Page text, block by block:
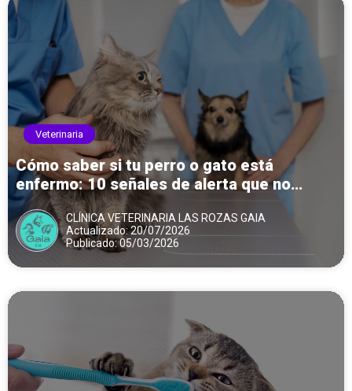
Veterinaria
Cómo saber si tu perro o gato está
enfermo: 10 señales de alerta que no
debes ignorar
CLÍNICA VETERINARIA LAS ROZAS GAIA
Actualizado: 20/07/2026
Publicado: 05/03/2026